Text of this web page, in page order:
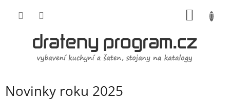
Novinky roku 2025